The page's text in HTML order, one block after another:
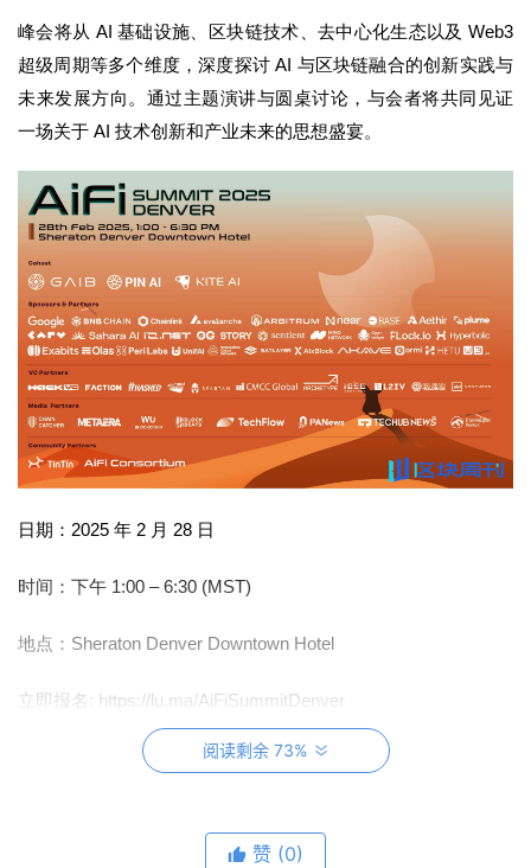
峰会将从 AI 基础设施、区块链技术、去中心化生态以及 Web3
超级周期等多个维度，深度探讨 AI 与区块链融合的创新实践与
未来发展方向。通过主题演讲与圆桌讨论，与会者将共同见证
一场关于 AI 技术创新和产业未来的思想盛宴。
日期：2025 年 2 月 28 日
时间：下午 1:00 – 6:30 (MST)
地点：Sheraton Denver Downtown Hotel
立即报名: https://lu.ma/AiFiSummitDenver
阅读剩余 73%
赞 (0)